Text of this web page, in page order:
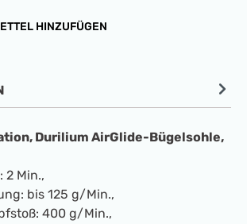
HINZUFÜGEN
Durilium AirGlide-Bügelsohle,
2 Min.,
bis 125 g/Min.,
400 g/Min.,